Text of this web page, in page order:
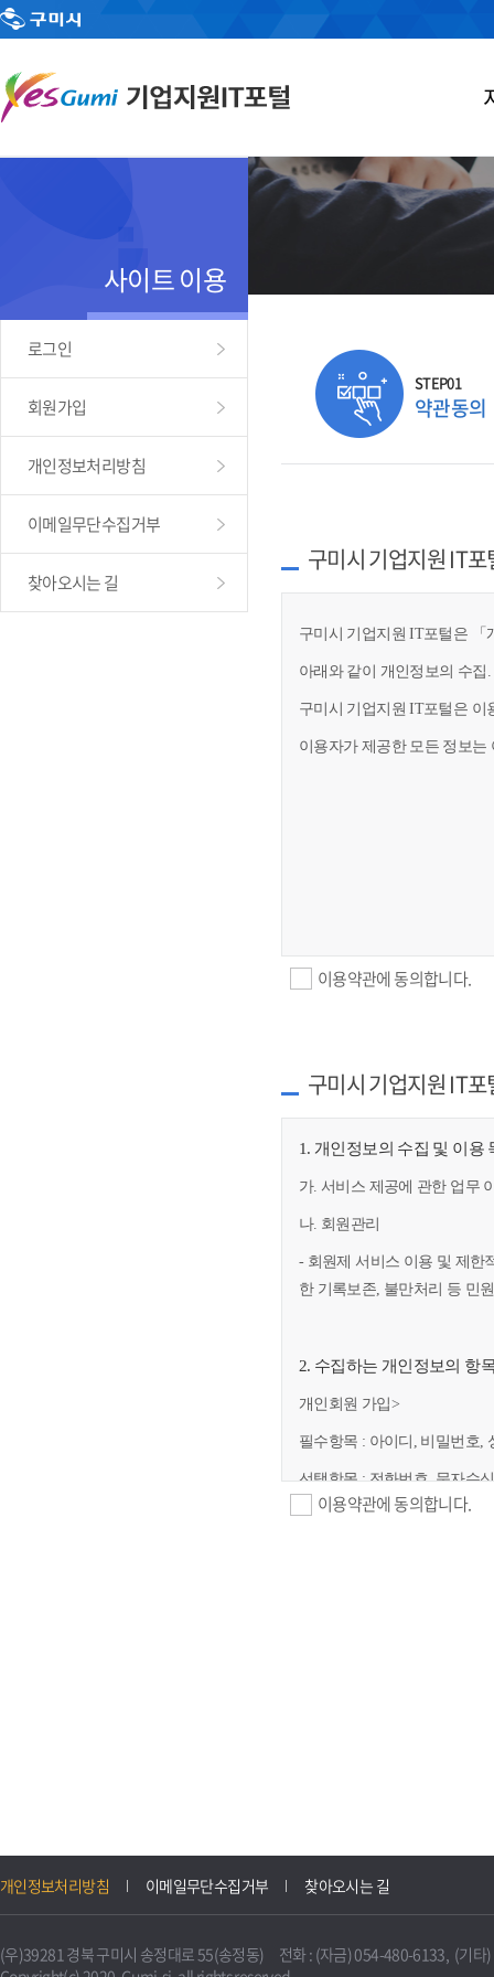
사이트 이용
로그인
회원가입
개인정보처리방침
이메일무단수집거부
찾아오시는 길
STEP01
약관동의
구미시 기업지원 IT
구미시 기업지원 IT포털은 「
아래와 같이 개인정보의 수집
구미시 기업지원 IT포털은 이
이용자가 제공한 모든 정보
이용약관에 동의합니다.
구미시 기업지원 IT
1. 개인정보의 수집 및 이용
가. 서비스 제공에 관한 업무
나. 회원관리
- 회원제 서비스 이용 및 제한
한 기록보존, 불만처리 등 민
2. 수집하는 개인정보의 항
개인회원 가입>
필수항목 : 아이디, 비밀번호,
선택항목 : 전화번호, 문자수
니다.
불필요하게 되었을 때에는
이용약관에 동의합니다.
개인정보처리방침 이메일무단수집거부 찾아오시는 길
(우)39281 경북 구미시 송정대로 55(송정동) 전화 : (자금) 054-480-6133, (기타